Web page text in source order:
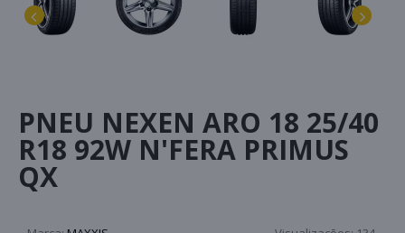
PNEU NEXEN ARO 18 25/40
R18 92W N'FERA PRIMUS
QX